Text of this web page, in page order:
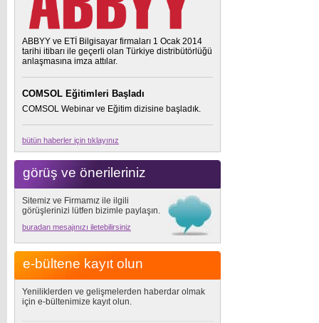
ABBYY ve ETİ Bilgisayar firmaları 1 Ocak 2014
tarihi itibarı ile geçerli olan Türkiye distribütörlüğü
anlaşmasına imza attılar.
COMSOL Eğitimleri Başladı
COMSOL Webinar ve Eğitim dizisine başladık.
bütün haberler için tıklayınız
görüş ve önerileriniz
Sitemiz ve Firmamız ile ilgili
görüşlerinizi lütfen bizimle paylaşın.
buradan mesajınızı iletebilirsiniz
e-bültene kayıt olun
Yeniliklerden ve gelişmelerden haberdar olmak
için e-bültenimize kayıt olun.